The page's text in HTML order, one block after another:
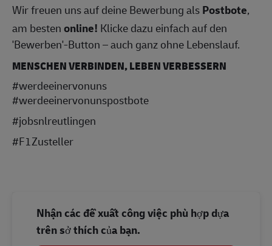
Wir freuen uns auf deine Bewerbung alsPostbote,
am bestenonline! Klicke dazu einfach auf den
'Bewerben'-Button – auch ganz ohne Lebenslauf.
MENSCHEN VERBINDEN, LEBEN VERBESSERN
#werdeeinervonuns
#werdeeinervonunspostbote
#jobsnlreutlingen
#F1Zusteller
Nhận các đề xuất công việc phù hợp dựa
trên sở thích của bạn.